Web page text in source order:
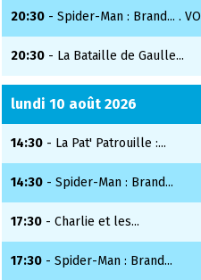
20:30 - Spider-Man : Brand... . VO
20:30 - La Bataille de Gaulle...
lundi 10 août 2026
14:30 - La Pat' Patrouille :...
14:30 - Spider-Man : Brand...
17:30 - Charlie et les...
17:30 - Spider-Man : Brand...